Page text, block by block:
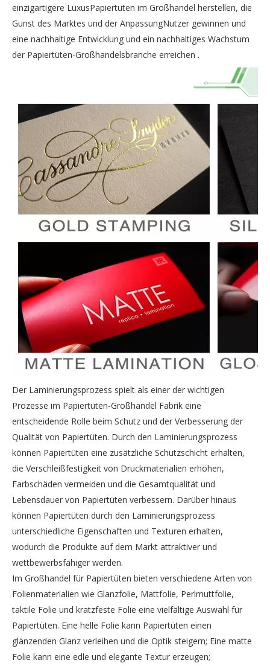
einzigartigere LuxusPapiertüten im Großhandel herstellen, die
Gunst des Marktes und der AnpassungNutzer gewinnen und
eine nachhaltige Entwicklung und ein nachhaltiges Wachstum
der Papiertüten-Großhandelsbranche erreichen .
Der Laminierungsprozess spielt als einer der wichtigen
Prozesse im Papiertüten-Großhandel Fabrik eine
entscheidende Rolle beim Schutz und der Verbesserung der
Qualität von Papiertüten. Durch den Laminierungsprozess
können Papiertüten eine zusätzliche Schutzschicht erhalten,
die Verschleißfestigkeit von Druckmaterialien erhöhen,
Farbschäden vermeiden und die Gesamtqualität und
Lebensdauer von Papiertüten verbessern. Darüber hinaus
können Papiertüten durch den Laminierungsprozess
unterschiedliche Eigenschaften und Texturen erhalten,
wodurch die Produkte auf dem Markt attraktiver und
wettbewerbsfähiger werden.
Im Großhandel für Papiertüten bieten verschiedene Arten von
Folienmaterialien wie Glanzfolie, Mattfolie, Perlmuttfolie,
taktile Folie und kratzfeste Folie eine vielfältige Auswahl für
Papiertüten. Eine helle Folie kann Papiertüten einen
glänzenden Glanz verleihen und die Optik steigern; Eine matte
Folie kann eine edle und elegante Textur erzeugen;